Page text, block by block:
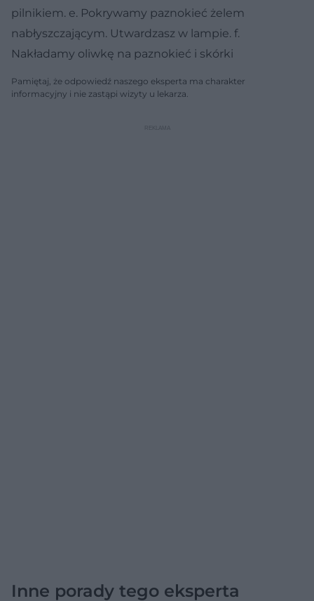
pilnikiem. e. Pokrywamy paznokieć żelem
nabłyszczającym. Utwardzasz w lampie. f.
Nakładamy oliwkę na paznokieć i skórki
Pamiętaj, że odpowiedź naszego eksperta ma charakter
informacyjny i nie zastąpi wizyty u lekarza.
Inne porady tego eksperta